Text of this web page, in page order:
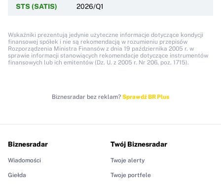
STS (SATIS) 2026/Q1
Wskaźniki prezentują jedynie użyteczne informacje dotyczące kondycji
finansowej spółek i nie są rekomendacją w rozumieniu przepisów
Rozporządzenia Ministra Finansów z dnia 19 października 2005 r. w
sprawie informacji stanowiących rekomendacje dotyczące instrumentów
finansowych lub ich emitentów (Dz. U. z 2005 r. Nr 206, poz. 1715).
Biznesradar bez reklam? Sprawdź BR Plus
Biznesradar
Wiadomości
Giełda
Twój Biznesradar
Twoje alerty
Twoje portfele